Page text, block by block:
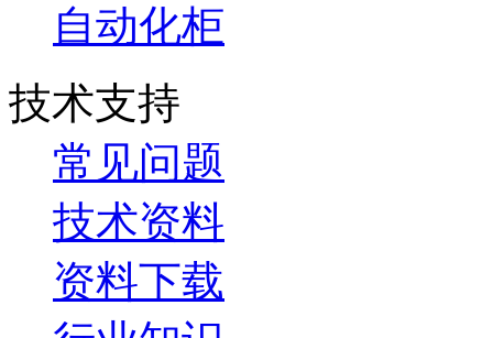
自动化柜
技术支持
常见问题
技术资料
资料下载